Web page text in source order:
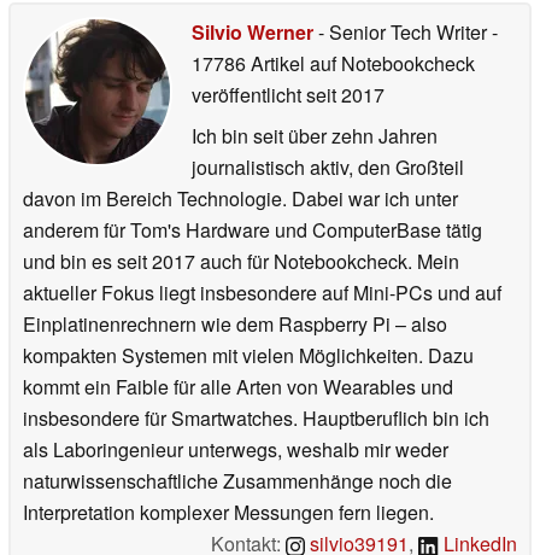
Silvio Werner- Senior Tech Writer-
17786 Artikel auf Notebookcheck
veröffentlichtseit 2017
Ich bin seit über zehn Jahren
journalistisch aktiv, den Großteil
davon im Bereich Technologie. Dabei war ich unter
anderem für Tom's Hardware und ComputerBase tätig
und bin es seit 2017 auch für Notebookcheck. Mein
aktueller Fokus liegt insbesondere auf Mini-PCs und auf
Einplatinenrechnern wie dem Raspberry Pi – also
kompakten Systemen mit vielen Möglichkeiten. Dazu
kommt ein Faible für alle Arten von Wearables und
insbesondere für Smartwatches. Hauptberuflich bin ich
als Laboringenieur unterwegs, weshalb mir weder
naturwissenschaftliche Zusammenhänge noch die
Interpretation komplexer Messungen fern liegen.
Kontakt:
silvio39191, LinkedIn